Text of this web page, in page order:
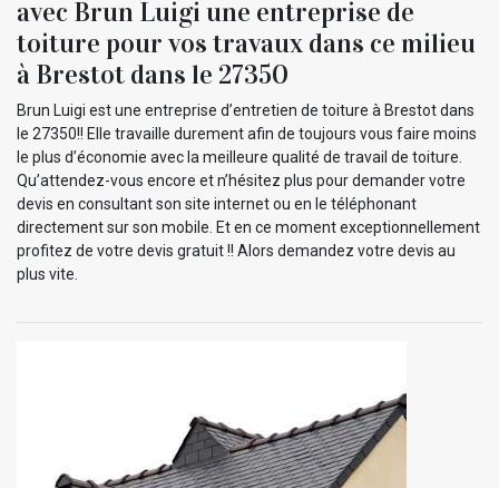
avec Brun Luigi une entreprise de
toiture pour vos travaux dans ce milieu
à Brestot dans le 27350
Brun Luigi est une entreprise d’entretien de toiture à Brestot dans
le 27350!! Elle travaille durement afin de toujours vous faire moins
le plus d’économie avec la meilleure qualité de travail de toiture.
Qu’attendez-vous encore et n’hésitez plus pour demander votre
devis en consultant son site internet ou en le téléphonant
directement sur son mobile. Et en ce moment exceptionnellement
profitez de votre devis gratuit !! Alors demandez votre devis au
plus vite.